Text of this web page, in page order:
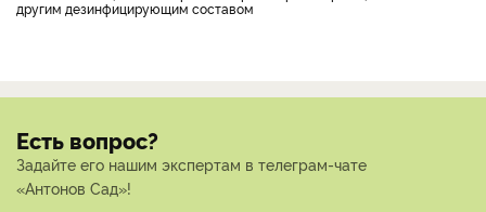
другим дезинфицирующим составом
Есть вопрос?
Задайте его нашим экспертам в телеграм-чате
«Антонов Сад»!